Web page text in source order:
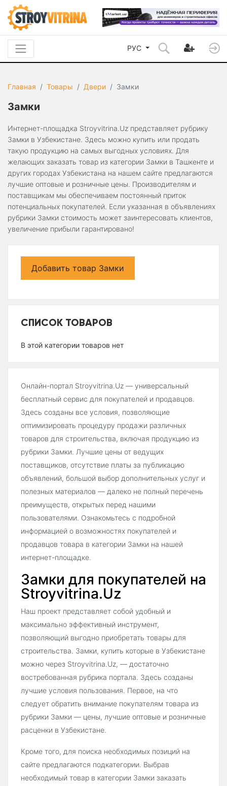
РУС
Главная Товары Двери Замки
Замки
Интернет-площадка Stroyvitrina.Uz представляет рубрику
Замки в Узбекистане. Здесь можно купить или продать
такую продукцию на самых выгодных условиях. Для
желающих заказать товар из категории Замки в Ташкенте и
других городах Узбекистана на нашем сайте предлагаются
лучшие оптовые и розничные цены. Производителям и
поставщикам мы обеспечиваем постоянный приток
потенциальных покупателей. Если указанная в объявлениях
рубрики Замки стоимость может заинтересовать клиентов,
увеличение прибыли гарантировано!
Добавить товар Замки
СПИСОК ТОВАРОВ
В этой категории товаров нет
Онлайн-портал Stroyvitrina.Uz — универсальный
бесплатный сервис для покупателей и продавцов.
Здесь созданы все условия, позволяющие
оптимизировать процедуру продажи различных
товаров для строительства, включая продукцию из
рубрики Замки. Лучшие цены от ведущих
поставщиков, отсутствие платы за публикацию
объявлений, большой выбор дополнительных услуг и
полезных материалов — далеко не полный перечень
преимуществ, открытых перед нашими
пользователями. Ознакомьтесь с подробной
информацией о возможностях покупателей и
продавцов товара в категории Замки на нашей
интернет-площадке.
Замки для покупателей на
Stroyvitrina.Uz
Наш проект представляет собой удобный и
максимально эффективный инструмент,
позволяющий выгодно приобретать товары для
строительства. Замки, купить которые в Узбекистане
можно через Stroyvitrina.Uz, — достаточно
востребованная рубрика портала. Здесь созданы
лучшие условия пользования. Первое, на что
следует обратить внимание покупателям товара из
рубрики Замки — цены, лучшие оптовые и розничные
расценки в Узбекистане.
Кроме того, для поиска необходимых позиций на
сайте предлагаются подкатегории. Выбрав
необходимый товар в категории Замки заказать